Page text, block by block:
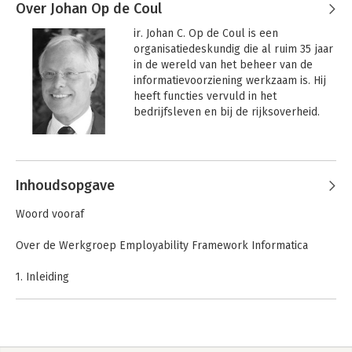
Over Johan Op de Coul
ir. Johan C. Op de Coul is een
organisatiedeskundig die al ruim 35 jaar
in de wereld van het beheer van de
informatievoorziening werkzaam is. Hij
heeft functies vervuld in het
bedrijfsleven en bij de rijksoverheid.
van business/IT alignment,
opgedaan in rollen als: projectleider,
applicatiemanager, servicemanager, ICT
standaarden voor onder andere het
Inhoudsopgave
Woord vooraf
Over de Werkgroep Employability Framework Informatica
1. Inleiding